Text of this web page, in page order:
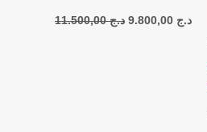
د.ج11.500,00 د.ج